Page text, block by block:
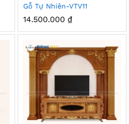
Gỗ Tự Nhiên-VTV11
14.500.000 ₫